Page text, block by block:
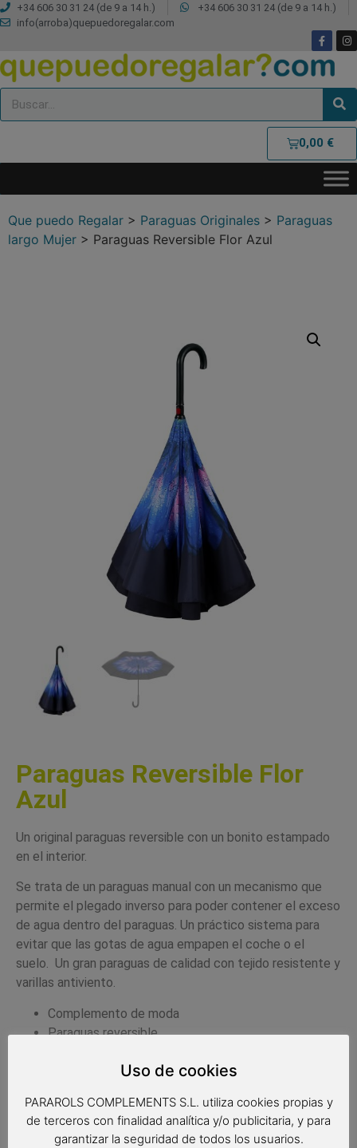
+34 606 30 31 24 (de 9 a 14 h.)
+34 606 30 31 24 (de 9 a 14 h.)
info(arroba)quepuedoregalar.com
0,00 €
Que puedo Regalar > Paraguas Originales > Paraguas
largo Mujer > Paraguas Reversible Flor Azul
Paraguas Reversible Flor
Azul
Un original paraguas reversible con un bonito estampado
en el interior.
Se trata de un paraguas manual con un mecanismo que
permite el plegado inverso para poder contener el exceso
de agua dentro del paraguas. Un práctico sistema para
evitar que las gotas de agua empapen el coche o el
suelo. Un gran paraguas de calidad con tejido resistente y
varillas antiviento.
Complemento de moda
Paraguas reversible
Paraguas antiviento
Diámetro: 108cm
Tipo de apertura: manual
Uso de cookies
PARAROLS COMPLEMENTS S.L. utiliza cookies propias y
de terceros con finalidad analítica y/o publicitaria, y para
garantizar la seguridad de todos los usuarios.